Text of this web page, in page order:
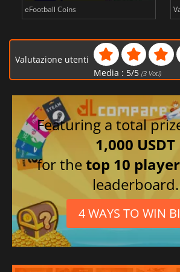
eFootball Coins
Valutazione utenti
Media : 5/5 (3Voti)
Featuring a total
1,000 USDT
for thetop 10
leaderboard.
4 WAYS TO WIN